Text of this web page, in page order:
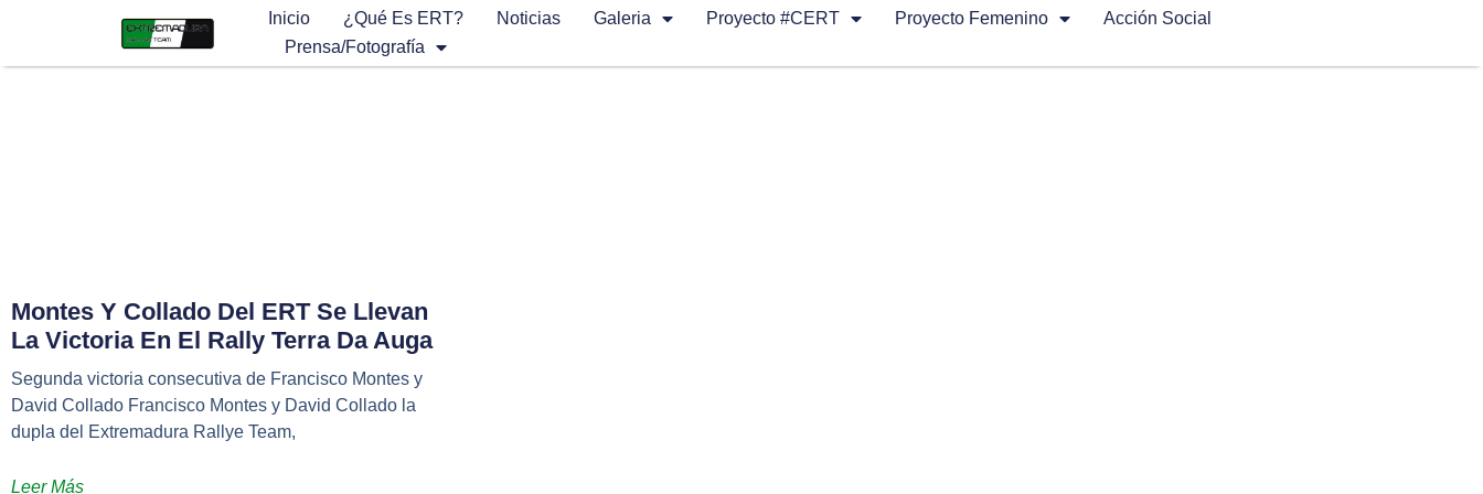
Inicio ¿Qué Es ERT? Noticias Galeria Proyecto #CERT Proyecto Femenino
Acción Social
Prensa/Fotografía
Montes Y Collado Del ERT Se Llevan
La Victoria En El Rally Terra Da Auga
Segunda victoria consecutiva de Francisco Montes y
David Collado Francisco Montes y David Collado la
dupla del Extremadura Rallye Team,
Leer Más